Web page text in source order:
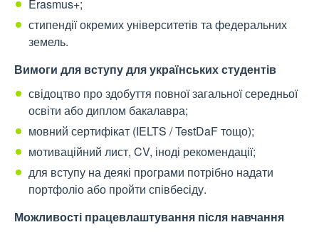
Erasmus+;
стипендії окремих університетів та федеральних
земель.
Вимоги для вступу для українських студентів
свідоцтво про здобуття повної загальної середньої
освіти або диплом бакалавра;
мовний сертифікат (IELTS / TestDaF тощо);
мотиваційний лист, CV, іноді рекомендації;
для вступу на деякі програми потрібно надати
портфоліо або пройти співбесіду.
Можливості працевлаштування після навчання